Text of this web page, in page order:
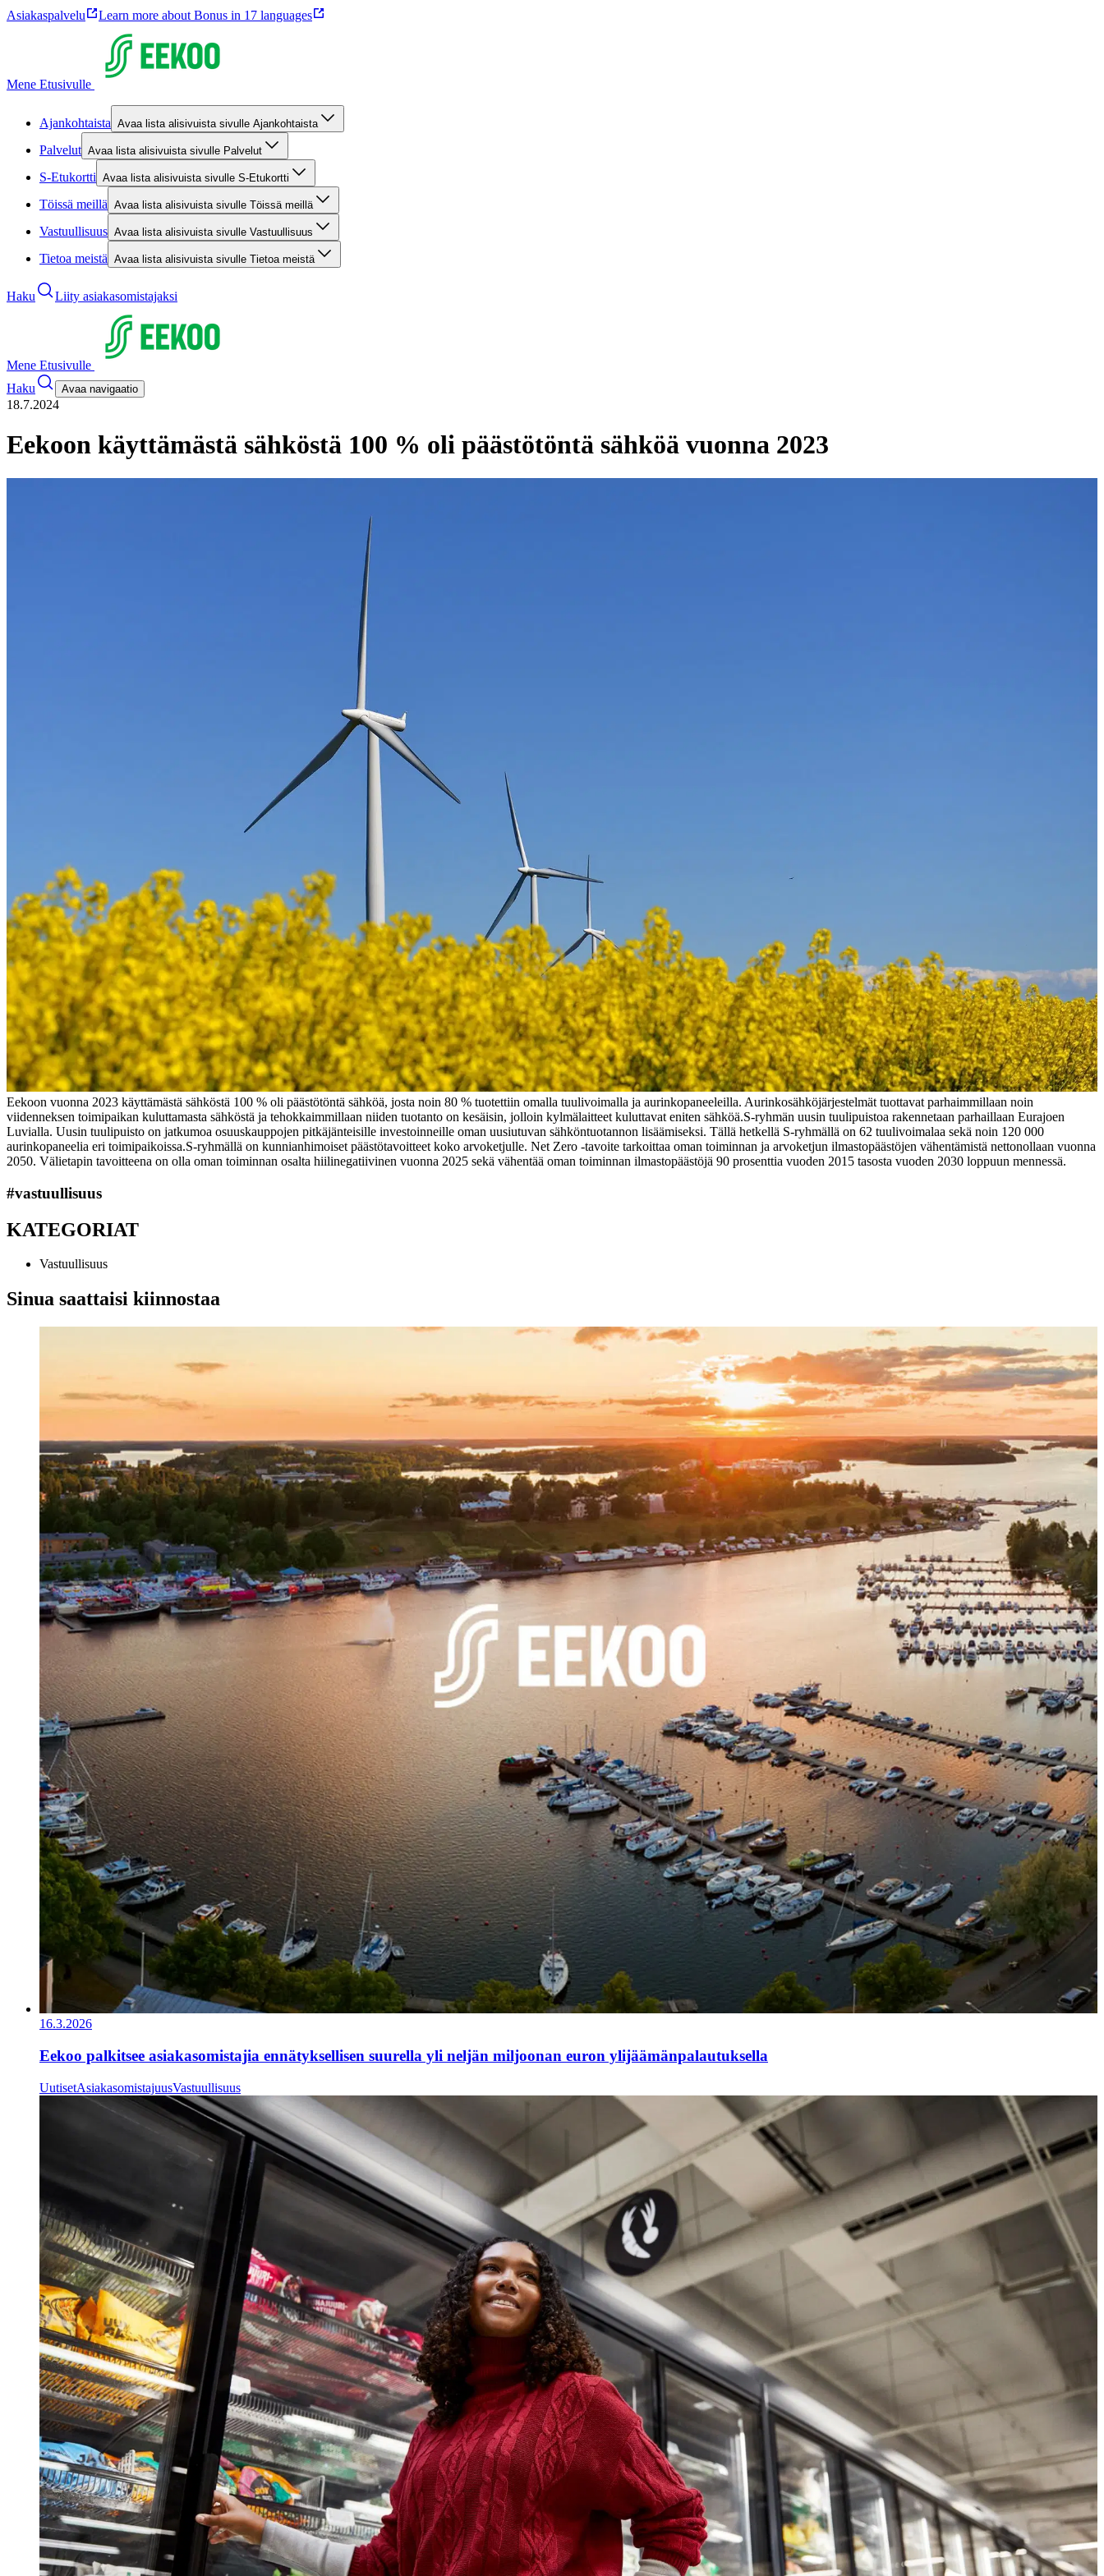
Asiakaspalvelu Learn more about Bonus in 17 languages
Mene Etusivulle
Ajankohtaista Avaa lista alisivuista sivulle Ajankohtaista
Palvelut Avaa lista alisivuista sivulle Palvelut
S-Etukortti Avaa lista alisivuista sivulle S-Etukortti
Töissä meillä Avaa lista alisivuista sivulle Töissä meillä
Vastuullisuus Avaa lista alisivuista sivulle Vastuullisuus
Tietoa meistä Avaa lista alisivuista sivulle Tietoa meistä
Haku Liity asiakasomistajaksi
Mene Etusivulle
Haku
Avaa navigaatio
18.7.2024
Eekoon käyttämästä sähköstä 100 % oli päästötöntä sähköä vuonna 2023
Eekoon vuonna 2023 käyttämästä sähköstä 100 % oli päästötöntä sähköä, josta noin 80 % tuotettiin omalla tuulivoimalla ja aurinkopaneeleilla. Aurinkosähköjärjestelmät tuottavat parhaimmillaan noin
viidenneksen toimipaikan kuluttamasta sähköstä ja tehokkaimmillaan niiden tuotanto on kesäisin, jolloin kylmälaitteet kuluttavat eniten sähköä.S-ryhmän uusin tuulipuistoa rakennetaan parhaillaan Eurajoen
Luvialla. Uusin tuulipuisto on jatkumoa osuuskauppojen pitkäjänteisille investoinneille oman uusiutuvan sähköntuotannon lisäämiseksi. Tällä hetkellä S-ryhmällä on 62 tuulivoimalaa sekä noin 120 000
aurinkopaneelia eri toimipaikoissa.S-ryhmällä on kunnianhimoiset päästötavoitteet koko arvoketjulle. Net Zero -tavoite tarkoittaa oman toiminnan ja arvoketjun ilmastopäästöjen vähentämistä nettonollaan vuonna
2050. Välietapin tavoitteena on olla oman toiminnan osalta hiilinegatiivinen vuonna 2025 sekä vähentää oman toiminnan ilmastopäästöjä 90 prosenttia vuoden 2015 tasosta vuoden 2030 loppuun mennessä.
#vastuullisuus
KATEGORIAT
Vastuullisuus
Sinua saattaisi kiinnostaa
16.3.2026
Eekoo palkitsee asiakasomistajia ennätyksellisen suurella yli neljän miljoonan euron ylijäämänpalautuksella
UutisetAsiakasomistajuusVastuullisuus